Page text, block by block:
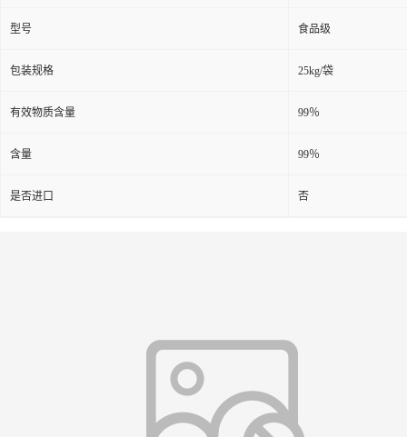
型号 食品级
包装规格 25kg/袋
有效物质含量 99％
含量 99％
是否进口 否